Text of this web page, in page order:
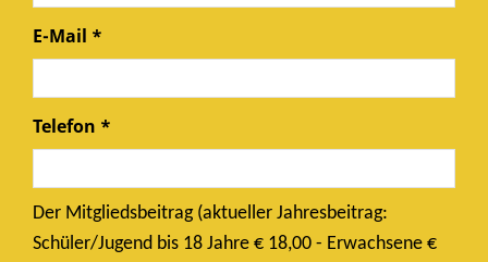
E-Mail *
Telefon *
Der Mitgliedsbeitrag (aktueller Jahresbeitrag:
Schüler/Jugend bis 18 Jahre € 18,00 - Erwachsene €